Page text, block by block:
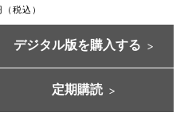
税込）
デジタル版を購入する
定期購読